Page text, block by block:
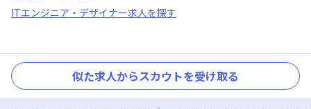
ITエンジニア・デザイナー求人を探す
似た求人からスカウトを受け取る